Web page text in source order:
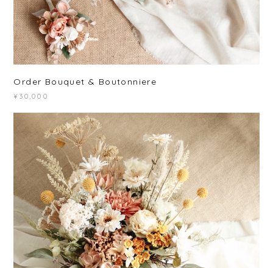
Order Bouquet & Boutonniere
¥30,000